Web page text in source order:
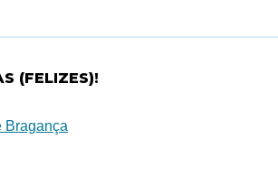
(FELIZES)!
Bragança